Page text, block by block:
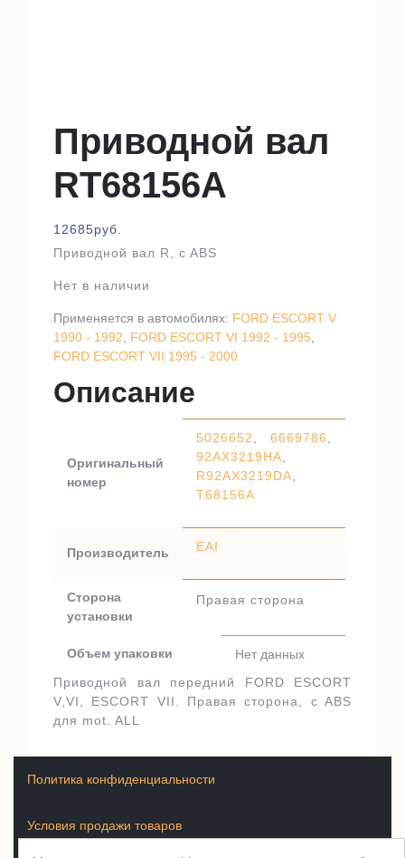
Приводной вал
RT68156A
12685руб.
Приводной вал R, c ABS
Нет в наличии
Применяется в автомобилях: FORD ESCORT V
1990 - 1992
FORD ESCORT VI 1992 - 1995
FORD ESCORT VII 1995 - 2000
Описание
Оригинальный
номер
5026652 6669786
92AX3219HA
R92AX3219DA
T68156A
Производитель EAI
Сторона
установки
Правая сторона
Объем упаковки
Нет данных
Приводной вал передний FORD ESCORT
V,VI, ESCORT VII. Правая сторона, c ABS
для mot. ALL
Условия продажи товаров
Политика конфиденциальности